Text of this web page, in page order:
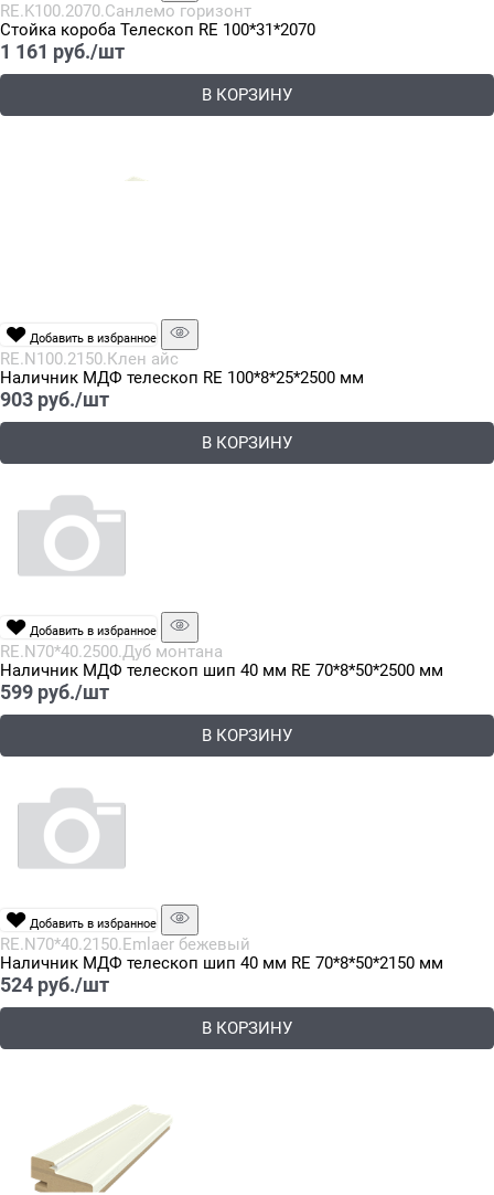
RE.K100.2070.Санлемо горизонт
Стойка короба Телескоп RE 100*31*2070
1 161 руб./шт
В КОРЗИНУ
Добавить в избранное
RE.N100.2150.Клен айс
Наличник МДФ телескоп RE 100*8*25*2500 мм
903 руб./шт
В КОРЗИНУ
Добавить в избранное
RE.N70*40.2500.Дуб монтана
Наличник МДФ телескоп шип 40 мм RE 70*8*50*2500 мм
599 руб./шт
В КОРЗИНУ
Добавить в избранное
RE.N70*40.2150.Emlaer бежевый
Наличник МДФ телескоп шип 40 мм RE 70*8*50*2150 мм
524 руб./шт
В КОРЗИНУ